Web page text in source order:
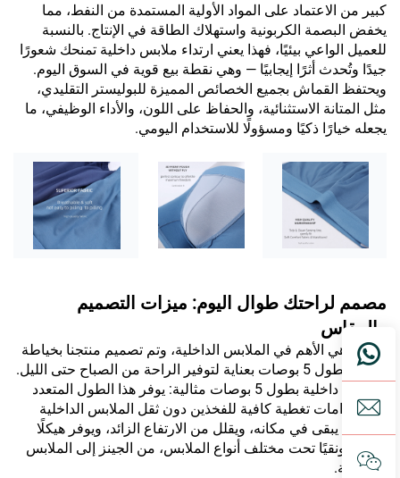
كبير من الاعتماد على المواد الأولية المستمدة من النفط، مما
يخفض البصمة الكربونية واستهلاك الطاقة في الإنتاج. بالنسبة
للعميل الواعي بيئيًا، فهذا يعني ارتداء ملابس داخلية تمنحك شعورًا
جيدًا وتُحدث أثرًا إيجابيًا — وهي نقطة بيع قوية في السوق اليوم.
ويحتفظ القماش بجميع الخصائص المميزة للبوليستر التقليدي،
مثل المتانة الاستثنائية، والحفاظ على اللون، والأداء الوظيفي، ما
يجعله خيارًا ذكيًا ومسؤولًا للاستخدام اليومي.
مصمم لراحتك طوال اليوم: ميزات التصميم
والمقاس
الراحة هي الأهم في الملابس الداخلية، وتم تصميم منتجنا بخياطة
داخلية بطول 5 بوصات بعناية لتوفير الراحة من الصباح حتى الليل.
· خياطة داخلية بطول 5 بوصات مثالية: يوفر هذا الطول المتعدد
الاستخدامات تغطية كافية للفخذين دون ثقل الملابس الداخلية
الأطول. يبقى في مكانه، ويقلل من الارتفاع الزائد، ويوفر هيكلًا
عصريًا ونقيًا تحت مختلف أنواع الملابس، من الجينز إلى الملابس
الرياضية.